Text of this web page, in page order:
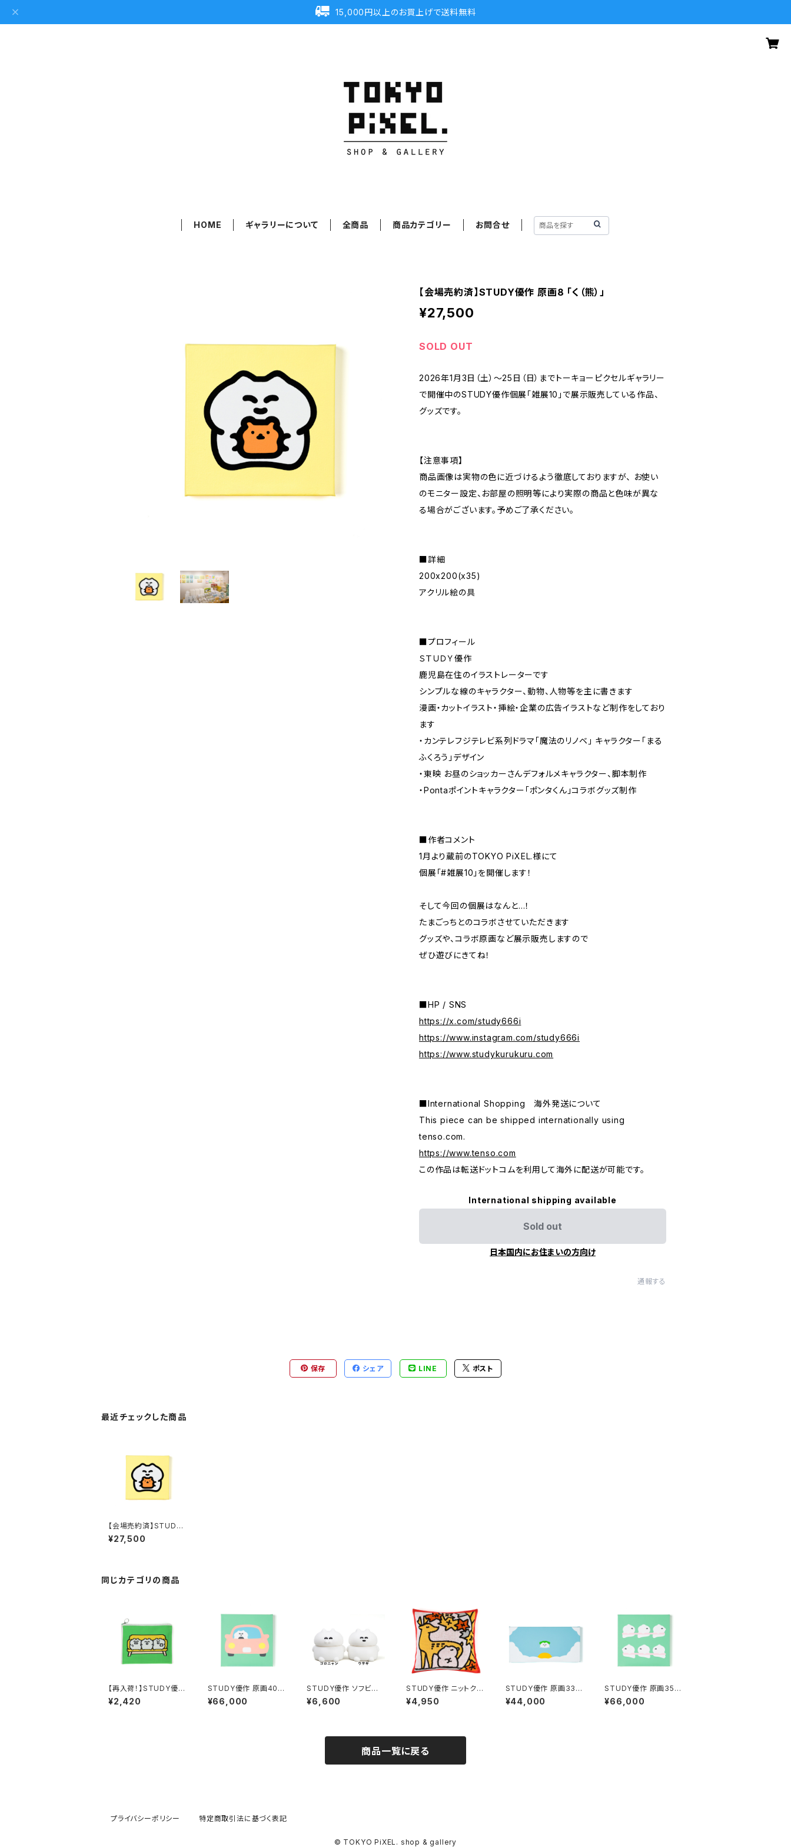
15,000円以上のお買上げで送料無料
HOME ギャラリーについて 全商品 商品カテゴリー お問合せ
【会場売約済】STUDY優作 原画8 「く（熊）」
¥27,500
SOLD OUT
2026年1月3日（土）～25日（日）までトーキョーピクセルギャラリー
で開催中のSTUDY優作個展「雑展10」で展示販売している作品、
グッズです。
【注意事項】
商品画像は実物の色に近づけるよう徹底しておりますが、 お使い
のモニター設定、お部屋の照明等により実際の商品と色味が異な
る場合がございます。予めご了承ください。
■詳細
200x200(x35)
アクリル絵の具
■プロフィール
ＳＴＵＤＹ優作
鹿児島在住のイラストレーターです
シンプルな線のキャラクター、動物、人物等を主に書きます
漫画・カットイラスト・挿絵・企業の広告イラストなど制作をしており
ます
・カンテレフジテレビ系列ドラマ「魔法のリノベ」 キャラクター「まる
ふくろう」デザイン
・東映 お昼のショッカーさんデフォルメキャラクター、脚本制作
・Pontaポイントキャラクター「ポンタくん」コラボグッズ制作
■作者コメント
1月より蔵前のTOKYO PiXEL.様にて
個展「#雑展10」を開催します！
そして今回の個展はなんと…！
たまごっちとのコラボさせていただきます
グッズや、コラボ原画など展示販売しますので
ぜひ遊びにきてね！
■HP / SNS
https://x.com/study666i
https://www.instagram.com/study666i
https://www.studykurukuru.com
■International Shopping 海外発送について
This piece can be shipped internationally using
tenso.com.
https://www.tenso.com
この作品は転送ドットコムを利用して海外に配送が可能です。
International shipping available
Sold out
日本国内にお住まいの方向け
通報する
保存 シェア LINE ポスト
最近チェックした商品
【会場売約済】STUDY
優作 原画8 「く（熊）」
¥27,500
同じカテゴリの商品
【再入荷！】STUDY優作
ニットポーチ
¥2,420
STUDY優作 原画40
「自動車」
¥66,000
STUDY優作 ソフビ人
形
¥6,600
STUDY優作 ニットクッ
ションカバー
¥4,950
STUDY優作 原画33
「ネコマン」
¥44,000
STUDY優作 原画35
「電車ごっこ」
¥66,000
商品一覧に戻る
プライバシーポリシー 特定商取引法に基づく表記
© TOKYO PiXEL. shop & gallery